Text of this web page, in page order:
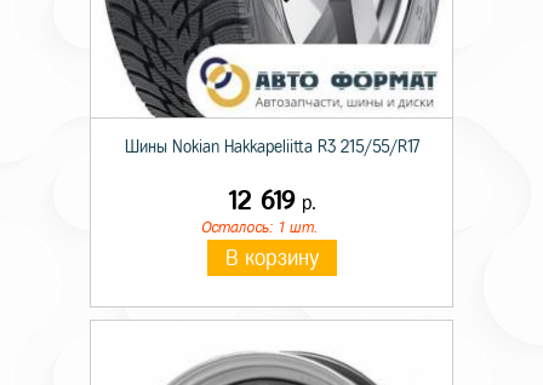
Шины Nokian Hakkapeliitta R3 215/55/R17
12 619р.
Осталось: 1 шт.
В корзину